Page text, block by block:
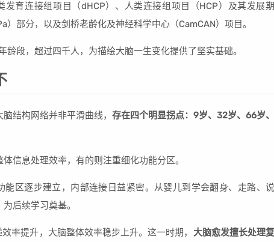
发育连接组项目（dHCP）、人类连接组项目（HCP）及其发展期
）部分，以及剑桥老龄化及神经科学中心（CamCAN）项目。
段，超过四千人，为描绘大脑一生变化提供了坚实基础。
结构网络并非平滑曲线， 存在四个明显拐点：9岁、32岁、66岁、
信息处理效率，有的则注重细化功能分区。
能区逐步建立，内部连接日益紧密。从婴儿到学会翻身、走路、
后续学习奠基。
率提升，大脑整体效率稳步上升。这一时期， 大脑愈发擅长处理